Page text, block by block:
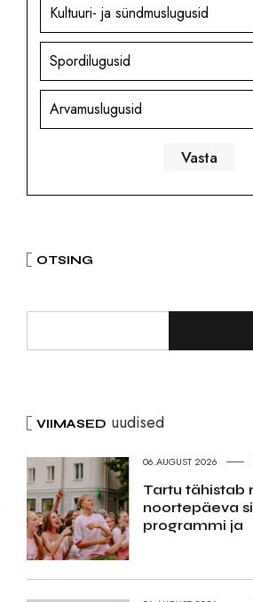
Kultuuri- ja sündmuslugusid
Spordilugusid
Arvamuslugusid
OTSING
VIIMASED uudised
06.AUGUST 2026
Tartu tähistab
noortepäeva
programmi ja